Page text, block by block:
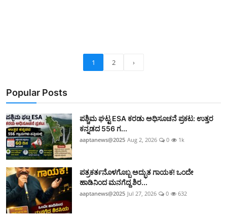
1 2 ›
Popular Posts
ಪಶ್ಚಿಮ ಘಟ್ಟ ESA ಕರಡು ಅಧಿಸೂಚನೆ ಪ್ರಕಟ: ಉತ್ತರ
ಕನ್ನಡದ 556 ಗ...
aaptanews@2025 Aug 2, 2026 0 1k
ಪತ್ರಕರ್ತನೊಳಗೊಬ್ಬ ಅದ್ಭುತ ಗಾಯಕ! ಒಂದೇ
ಹಾಡಿನಿಂದ ಮನಗೆದ್ದ ಶಿರ...
aaptanews@2025 Jul 27, 2026 0 632